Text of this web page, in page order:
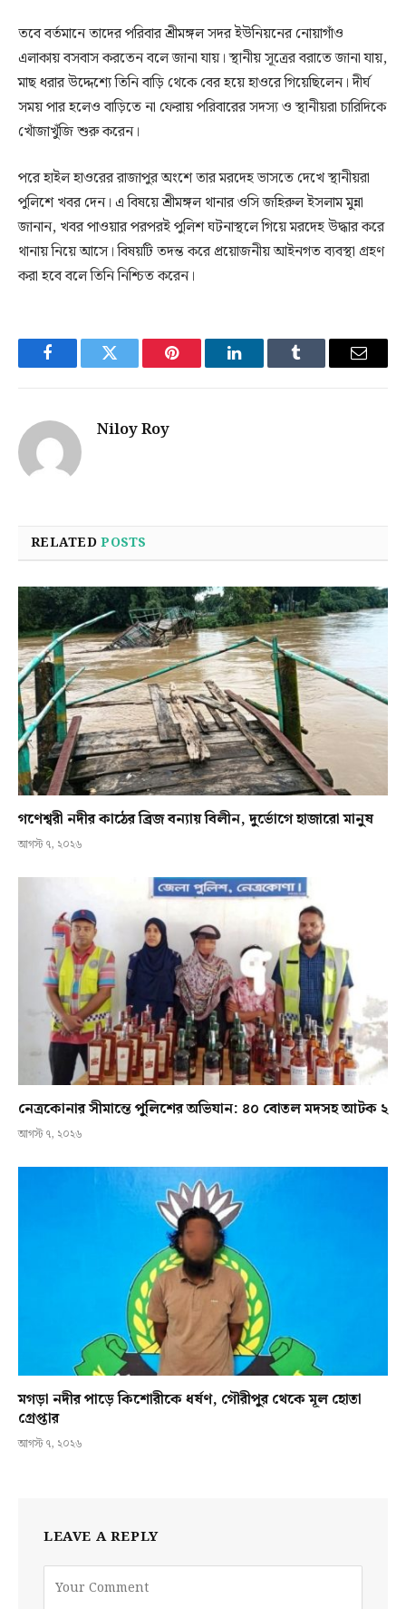
তবে বর্তমানে তাদের পরিবার শ্রীমঙ্গল সদর ইউনিয়নের নোয়াগাঁও
এলাকায় বসবাস করতেন বলে জানা যায়। স্থানীয় সূত্রের বরাতে জানা যায়,
মাছ ধরার উদ্দেশ্যে তিনি বাড়ি থেকে বের হয়ে হাওরে গিয়েছিলেন। দীর্ঘ
সময় পার হলেও বাড়িতে না ফেরায় পরিবারের সদস্য ও স্থানীয়রা চারিদিকে
খোঁজাখুঁজি শুরু করেন।
পরে হাইল হাওরের রাজাপুর অংশে তার মরদেহ ভাসতে দেখে স্থানীয়রা
পুলিশে খবর দেন। এ বিষয়ে শ্রীমঙ্গল থানার ওসি জহিরুল ইসলাম মুন্না
জানান, খবর পাওয়ার পরপরই পুলিশ ঘটনাস্থলে গিয়ে মরদেহ উদ্ধার করে
থানায় নিয়ে আসে। বিষয়টি তদন্ত করে প্রয়োজনীয় আইনগত ব্যবস্থা গ্রহণ
করা হবে বলে তিনি নিশ্চিত করেন।
FacebookTwitter Pinterest LinkedInTumblr Email
Niloy Roy
RELATEDPOSTS
গণেশ্বরী নদীর কাঠের ব্রিজ বন্যায় বিলীন, দুর্ভোগে হাজারো মানুষ
আগস্ট ৭, ২০২৬
নেত্রকোনার সীমান্তে পুলিশের অভিযান: ৪০ বোতল মদসহ আটক ২
আগস্ট ৭, ২০২৬
মগড়া নদীর পাড়ে কিশোরীকে ধর্ষণ, গৌরীপুর থেকে মূল হোতা
গ্রেপ্তার
আগস্ট ৭, ২০২৬
LEAVE A REPLY